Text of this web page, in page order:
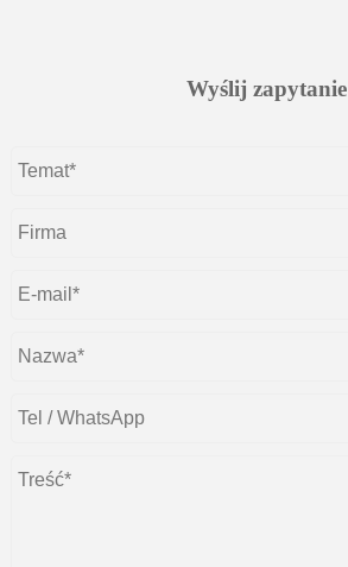
Wyślij zapytanie